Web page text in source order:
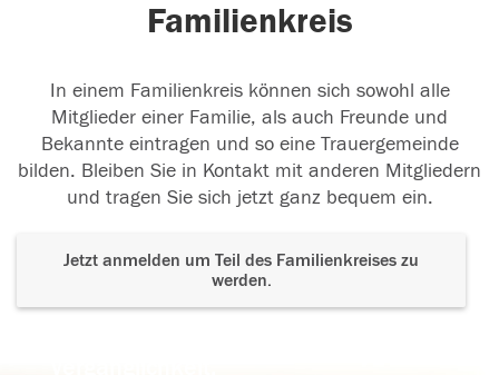
Familienkreis
In einem Familienkreis können sich sowohl alle
Mitglieder einer Familie, als auch Freunde und
Bekannte eintragen und so eine Trauergemeinde
bilden. Bleiben Sie in Kontakt mit anderen Mitgliedern
und tragen Sie sich jetzt ganz bequem ein.
Jetzt anmelden um Teil des Familienkreises zu
werden.